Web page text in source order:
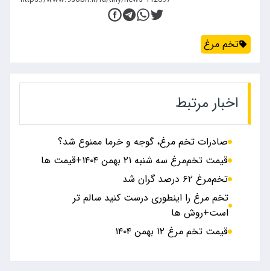
تخم مرغ
اخبار مرتبط
صادرات تخم مرغ، گوجه و خرما ممنوع شد؟
قیمت تخم‌مرغ سه شنبه ۲۱ بهمن ۱۴۰۴+قیمت ها
تخم‌مرغ ۶۲ درصد گران شد
تخم مرغ را اینطوری درست کنید سالم تر
است+روش ها
قیمت تخم مرغ ۱۲ بهمن ۱۴۰۴